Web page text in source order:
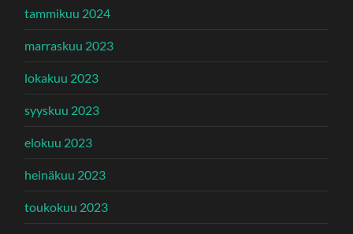
tammikuu 2024
marraskuu 2023
lokakuu 2023
syyskuu 2023
elokuu 2023
heinäkuu 2023
toukokuu 2023